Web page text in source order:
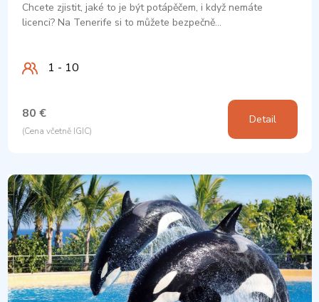
Chcete zjistit, jaké to je být potápěčem, i když nemáte
licenci? Na Tenerife si to můžete bezpečně…
1 - 10
80 €
(Cena včetně IGIC)
Detail